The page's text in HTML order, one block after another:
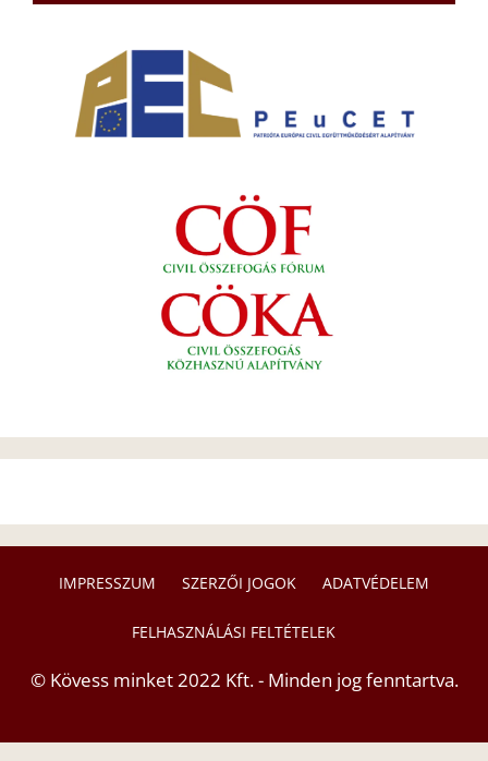
IMPRESSZUM SZERZŐI JOGOK ADATVÉDELEM
FELHASZNÁLÁSI FELTÉTELEK
© Kövess minket 2022 Kft. - Minden jog fenntartva.